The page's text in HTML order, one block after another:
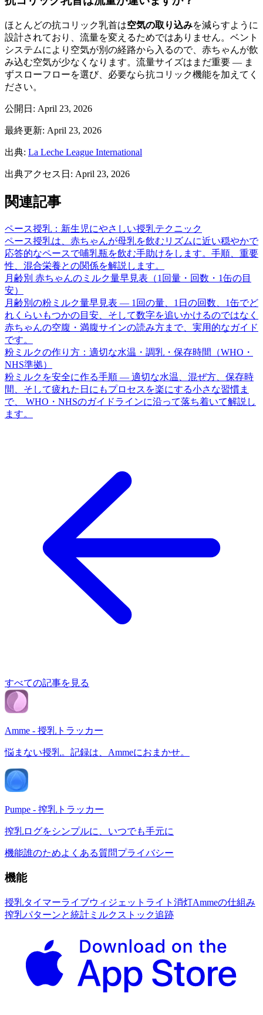
ほとんどの抗コリック乳首は空気の取り込みを減らすように
設計されており、流量を変えるためではありません。ベント
システムにより空気が別の経路から入るので、赤ちゃんが飲
み込む空気が少なくなります。流量サイズはまだ重要 — ま
ずスローフローを選び、必要なら抗コリック機能を加えてく
ださい。
公開日 : April 23, 2026
最終更新: April 23, 2026
出典: La Leche League International
出典アクセス日 : April 23, 2026
関連記事
ペース授乳：新生児にやさしい授乳テクニック
ペース授乳は、赤ちゃんが母乳を飲むリズムに近い穏やかで
応答的なペースで哺乳瓶を飲む手助けをします。手順、重要
性、混合栄養との関係を解説します。
月齢別 赤ちゃんのミルク量早見表（1回量・回数・1缶の目
安）
月齢別の粉ミルク量早見表 — 1回の量、1日の回数、1缶でど
れくらいもつかの目安、そして数字を追いかけるのではなく
赤ちゃんの空腹・満腹サインの読み方まで、実用的なガイド
です。
粉ミルクの作り方：適切な水温・調乳・保存時間（WHO・
NHS準拠）
粉ミルクを安全に作る手順 — 適切な水温、混ぜ方、保存時
間、そして疲れた日にもプロセスを楽にする小さな習慣ま
で、 WHO・NHSのガイドラインに沿って落ち着いて解説し
ます。
すべての記事を見る
Amme - 授乳トラッカー
悩まない授乳。記録は、Ammeにおまかせ。
Pumpe - 搾乳トラッカー
搾乳ログをシンプルに、いつでも手元に
機能誰のためよくある質問プライバシー
機能
授乳タイマーライブウィジェット ライト消灯Ammeの仕組み
搾乳パターンと統計 ミルクストック追跡